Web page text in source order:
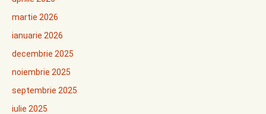
martie 2026
ianuarie 2026
decembrie 2025
noiembrie 2025
septembrie 2025
iulie 2025